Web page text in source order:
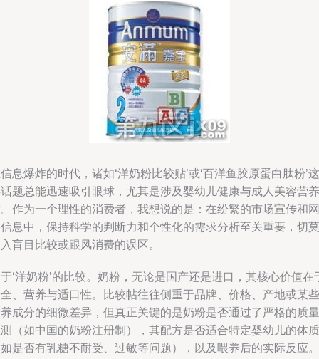
息爆炸的时代，诸如‘洋奶粉比较贴’或‘百洋鱼胶原蛋白肽粉’这
题总能迅速吸引眼球，尤其是涉及婴幼儿健康与成人美容营养
作为一个理性的消费者，我想说的是：在纷繁的市场宣传和网
息中，保持科学的判断力和个性化的需求分析至关重要，切莫
盲目比较或跟风消费的误区。
‘洋奶粉’的比较。奶粉，无论是国产还是进口，其核心价值在
、营养与适口性。比较帖往往侧重于品牌、价格、产地或某些
成分的细微差异，但真正关键的是奶粉是否通过了严格的质量
（如中国的奶粉注册制），其配方是否适合特定婴幼儿的体质
是否有乳糖不耐受、过敏等问题），以及喂养后的实际反应。